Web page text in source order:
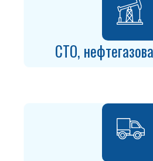
СТО,